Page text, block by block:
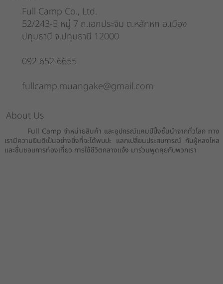
About Us
Full Camp จำหน่ายสินค้า และอุปกรณ์แคมป์ปิ้งชั้นนำจากทั่วโลก ทาง
เรามีความยินดีเป็นอย่างยิ่งที่จะได้พบปะ แลกเปลี่ยนประสบการณ์ กับผู้หลงไหล
และชื่นชอบการท่องเที่ยว การใช้ชีวิตกลางแจ้ง มาร่วมพูดคุยกับพวกเรา
Full Camp Co., Ltd.
52/243-5 หมู่ 7 ถ.เอกประจิม ต.หลักหก อ.เมือง
ปทุมธานี จ.ปทุมธานี 12000
092 652 6655
fullcamp.muangake@gmail.com